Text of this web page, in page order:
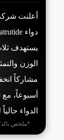
أعلنت
يستهدف
أسبوعاً،
الدواء
*ملخص